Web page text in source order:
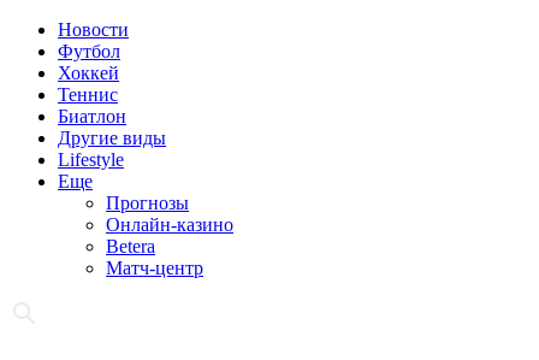
Новости
Футбол
Хоккей
Теннис
Биатлон
Другие виды
Lifestyle
Еще
Прогнозы
Онлайн-казино
Betera
Матч-центр